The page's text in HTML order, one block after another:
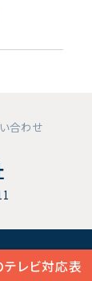
テレビ対応表
合わせ